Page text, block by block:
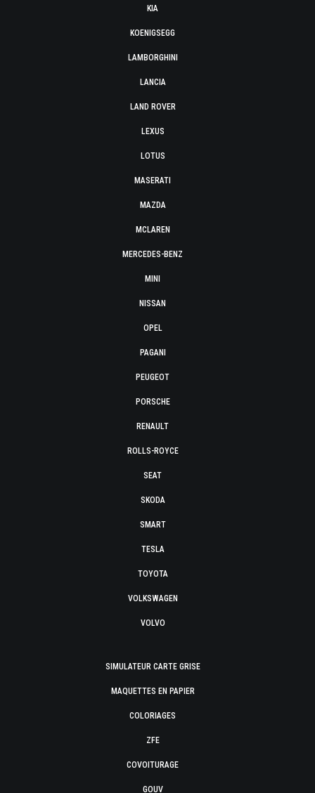
KIA
KOENIGSEGG
LAMBORGHINI
LANCIA
LAND ROVER
LEXUS
LOTUS
MASERATI
MAZDA
MCLAREN
MERCEDES-BENZ
MINI
NISSAN
OPEL
PAGANI
PEUGEOT
PORSCHE
RENAULT
ROLLS-ROYCE
SEAT
SKODA
SMART
TESLA
TOYOTA
VOLKSWAGEN
VOLVO
SIMULATEUR CARTE GRISE
MAQUETTES EN PAPIER
COLORIAGES
ZFE
COVOITURAGE
GOUV